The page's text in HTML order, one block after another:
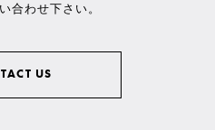
合わせ下さい。
US